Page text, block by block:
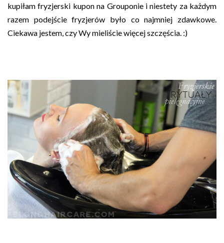
kupiłam fryzjerski kupon na Grouponie i niestety za każdym
razem podejście fryzjerów było co najmniej zdawkowe.
Ciekawa jestem, czy Wy mieliście więcej szczęścia. :)